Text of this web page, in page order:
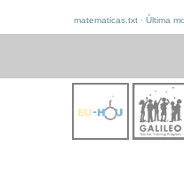
matematicas.txt · Última